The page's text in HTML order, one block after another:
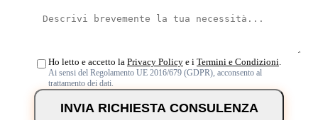
Ho letto e accetto la Privacy Policy e i Termini e Condizioni
Ai sensi del Regolamento UE 2016/679 (GDPR), acconsento al
trattamento dei dati.
INVIA RICHIESTA CONSULENZA